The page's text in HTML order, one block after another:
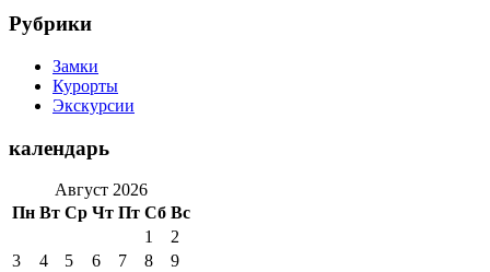
Рубрики
Замки
Курорты
Экскурсии
календарь
Август 2026
Пн Вт Ср Чт Пт Сб Вс
1
2
3
4 5 6 7 8
9